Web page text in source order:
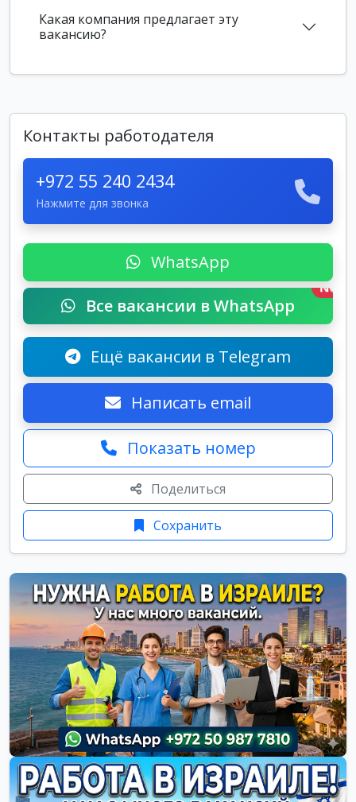
Какая компания предлагает эту
вакансию?
Контакты работодателя
+972 55 240 2434
Нажмите для звонка
WhatsApp
Все вакансии в WhatsApp
New
Ещё вакансии в Telegram
Написать email
Показать номер
Поделиться
Сохранить